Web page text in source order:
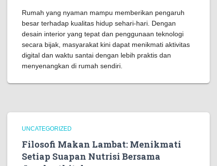
Rumah yang nyaman mampu memberikan pengaruh
besar terhadap kualitas hidup sehari-hari. Dengan
desain interior yang tepat dan penggunaan teknologi
secara bijak, masyarakat kini dapat menikmati aktivitas
digital dan waktu santai dengan lebih praktis dan
menyenangkan di rumah sendiri.
UNCATEGORIZED
Filosofi Makan Lambat: Menikmati
Setiap Suapan Nutrisi Bersama